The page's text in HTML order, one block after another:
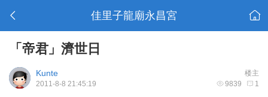
佳里子龍廟永昌宮
「帝君」濟世日
楼主
Kunte
9839 1
2011-8-8 21:45:19